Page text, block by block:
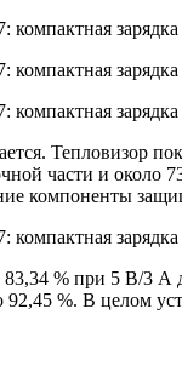
Тепловизор
части и
компоненты
83,34 % при 5 В/
%. В целом